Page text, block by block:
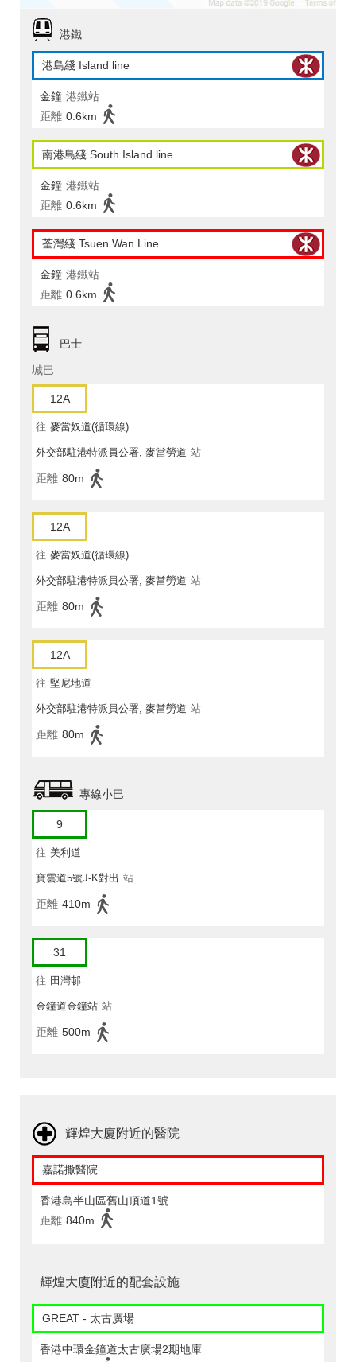
港鐵
港島綫 Island line
金鐘 港鐵站
距離 0.6km
南港島綫 South Island line
金鐘 港鐵站
距離 0.6km
荃灣綫 Tsuen Wan Line
金鐘 港鐵站
距離 0.6km
巴士
城巴
12A
往 麥當奴道(循環線)
外交部駐港特派員公署, 麥當勞道 站
距離 80m
12A
往 麥當奴道(循環線)
外交部駐港特派員公署, 麥當勞道 站
距離 80m
12A
往 堅尼地道
外交部駐港特派員公署, 麥當勞道 站
距離 80m
專線小巴
9
往 美利道
寶雲道5號J-K對出 站
距離 410m
31
往 田灣邨
金鐘道金鐘站 站
距離 500m
輝煌大廈附近的醫院
嘉諾撒醫院
香港島半山區舊山頂道1號
距離 840m
輝煌大廈附近的配套設施
GREAT - 太古廣場
香港中環金鐘道太古廣場2期地庫